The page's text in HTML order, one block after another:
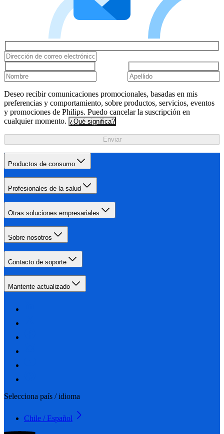
Deseo recibir comunicaciones promocionales, basadas en mis
preferencias y comportamiento, sobre productos, servicios, eventos
y promociones de Philips. Puedo cancelar la suscripción en
cualquier momento. ¿Qué significa?
Enviar
Productos de consumo
Profesionales de la salud
Otras soluciones empresariales
Sobre nosotros
Contacto de soporte
Mantente actualizado
Selecciona país / idioma
Chile / Español